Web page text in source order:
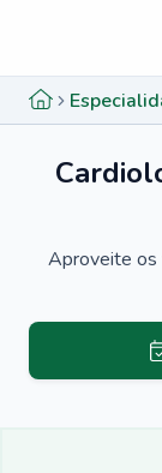
Aproveite os